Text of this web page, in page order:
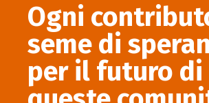
Ogni
seme di
per il futuro di